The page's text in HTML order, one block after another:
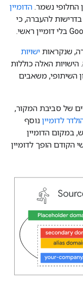
החלופי נשמר. הדומיין
בדרישות להעברה, כי
שנקראות ישויות
האלה כוללות
השיתופי, משאבים
של סביבת המקור,
לדומיין נוסף
במקום הדומיין
הקודם הופך לדומיין